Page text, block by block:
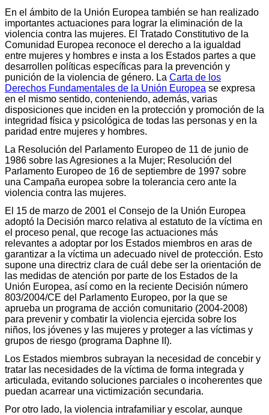
En el ámbito de la Unión Europea también se han realizado
importantes actuaciones para lograr la eliminación de la
violencia contra las mujeres. El Tratado Constitutivo de la
Comunidad Europea reconoce el derecho a la igualdad
entre mujeres y hombres e insta a los Estados partes a que
desarrollen políticas específicas para la prevención y
punición de la violencia de género. La Carta de los
Derechos Fundamentales de la Unión Europea se expresa
en el mismo sentido, conteniendo, además, varias
disposiciones que inciden en la protección y promoción de la
integridad física y psicológica de todas las personas y en la
paridad entre mujeres y hombres.
La Resolución del Parlamento Europeo de 11 de junio de
1986 sobre las Agresiones a la Mujer; Resolución del
Parlamento Europeo de 16 de septiembre de 1997 sobre
una Campaña europea sobre la tolerancia cero ante la
violencia contra las mujeres.
El 15 de marzo de 2001 el Consejo de la Unión Europea
adoptó la Decisión marco relativa al estatuto de la víctima en
el proceso penal, que recoge las actuaciones más
relevantes a adoptar por los Estados miembros en aras de
garantizar a la víctima un adecuado nivel de protección. Esto
supone una directriz clara de cuál debe ser la orientación de
las medidas de atención por parte de los Estados de la
Unión Europea, así como en la reciente Decisión número
803/2004/CE del Parlamento Europeo, por la que se
aprueba un programa de acción comunitario (2004-2008)
para prevenir y combatir la violencia ejercida sobre los
niños, los jóvenes y las mujeres y proteger a las víctimas y
grupos de riesgo (programa Daphne II).
Los Estados miembros subrayan la necesidad de concebir y
tratar las necesidades de la víctima de forma integrada y
articulada, evitando soluciones parciales o incoherentes que
puedan acarrear una victimización secundaria.
Por otro lado, la violencia intrafamiliar y escolar, aunque